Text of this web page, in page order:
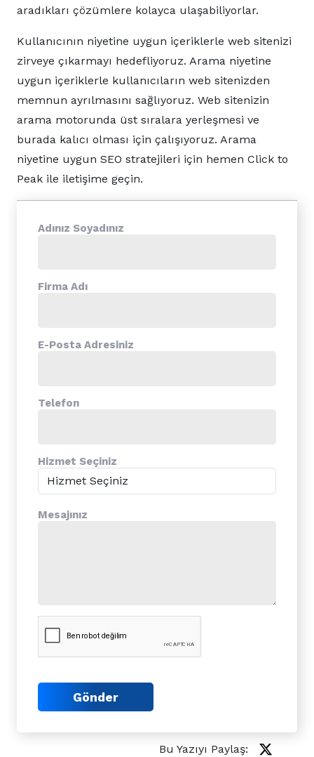
aradıkları çözümlere kolayca ulaşabiliyorlar.
Kullanıcının niyetine uygun içeriklerle web sitenizi
zirveye çıkarmayı hedefliyoruz. Arama niyetine
uygun içeriklerle kullanıcıların web sitenizden
memnun ayrılmasını sağlıyoruz. Web sitenizin
arama motorunda üst sıralara yerleşmesi ve
burada kalıcı olması için çalışıyoruz. Arama
niyetine uygun SEO stratejileri için hemen Click to
Peak ile iletişime geçin.
Adınız Soyadınız
Firma Adı
E-Posta Adresiniz
Telefon
Hizmet Seçiniz
Mesajınız
Gönder
Bu Yazıyı Paylaş: